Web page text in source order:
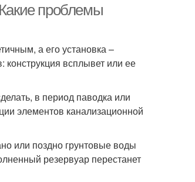
проблемы
а его установка –
конструкция всплывет или ее
в период паводка или
элементов канализационной
или поздно грунтовые воды
резервуар перестанет